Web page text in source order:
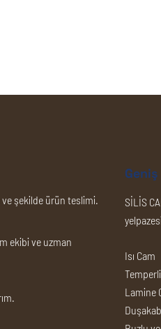
şekilde ürün teslimi.
ekibi ve uzman
SİLİS
Isı Cam
Lamine